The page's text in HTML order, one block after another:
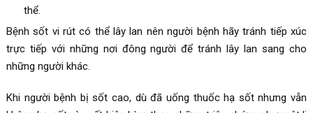
thể.
Bệnh sốt vi rút có thể lây lan nên người bệnh hãy tránh tiếp xúc
trực tiếp với những nơi đông người để tránh lây lan sang cho
những người khác.
Khi người bệnh bị sốt cao, dù đã uống thuốc hạ sốt nhưng vẫn